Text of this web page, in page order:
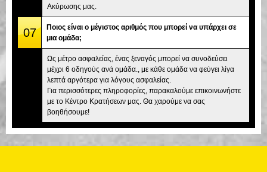
Ακύρωσης μας.
07
Ποιος είναι ο μέγιστος αριθμός που μπορεί να υπάρχει σε
μια ομάδα;
Ως μέτρο ασφαλείας, ένας ξεναγός μπορεί να συνοδεύσει
μέχρι 6 οδηγούς ανά ομάδα., με κάθε ομάδα να φεύγει λίγα
λεπτά αργότερα για λόγους ασφαλείας.
Για περισσότερες πληροφορίες, παρακαλούμε επικοινωνήστε
με το Κέντρο Κρατήσεων μας. Θα χαρούμε να σας
βοηθήσουμε!